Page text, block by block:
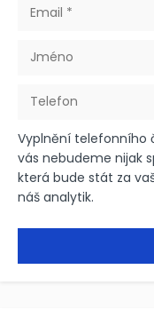
Vyplnění telefonního
vás nebudeme nijak
která bude stát za
náš analytik.